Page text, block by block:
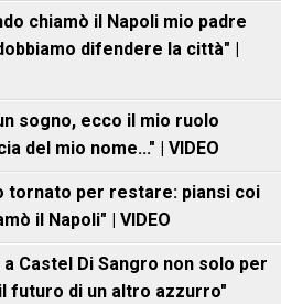
chiamò il Napoli mio padre
difendere la città" |
sogno, ecco il mio ruolo
del mio nome..." | VIDEO
tornato per restare: piansi coi
il Napoli" | VIDEO
Castel Di Sangro non solo per
futuro di un altro azzurro"